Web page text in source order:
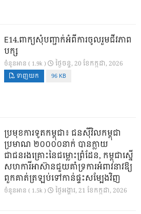
E14.ពាក្យសុំបញ្ជាក់អំពីការចូលរួមជីវភាព
បក្ស
ចំនួនអាន ( 1.9k ) ថ្ងៃ​ចន្ទ, 20 ខែ​កក្កដា, 2026
ទាញយក 96 KB
ប្រមុខការទូតកម្ពុជា៖ ជនស៊ីវិលកម្ពុជា
ប្រមាណ ២០០០០នាក់ បានក្លាយ
ជាជនរងគ្រោះនៃជម្លោះព្រំដែន, កម្ពុជាស្នើ
សហការីអាស៊ានជួយគាំទ្រការអំពាវនាវឱ្យ
ពួកគាត់ត្រឡប់ទៅកាន់ផ្ទះសម្បែងវិញ
ចំនួនអាន ( 1.5k ) ថ្ងៃ​អង្គារ, 21 ខែ​កក្កដា, 2026